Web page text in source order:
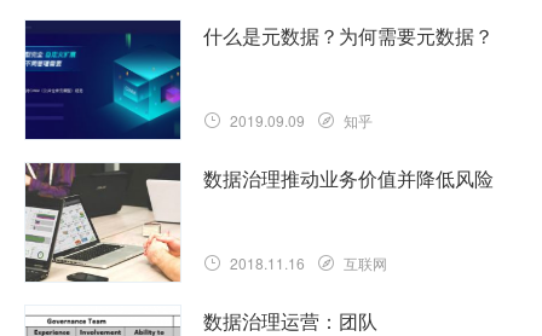
什么是元数据？为何需要元数据？
2019.09.09 知乎
数据治理推动业务价值并降低风险
2018.11.16 互联网
数据治理运营：团队